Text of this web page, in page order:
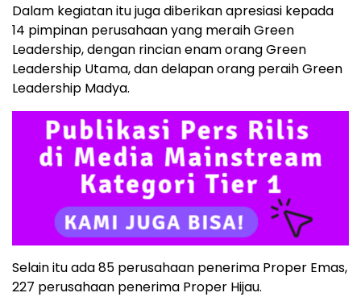
Dalam kegiatan itu juga diberikan apresiasi kepada
14 pimpinan perusahaan yang meraih Green
Leadership, dengan rincian enam orang Green
Leadership Utama, dan delapan orang peraih Green
Leadership Madya.
Selain itu ada 85 perusahaan penerima Proper Emas,
227 perusahaan penerima Proper Hijau.